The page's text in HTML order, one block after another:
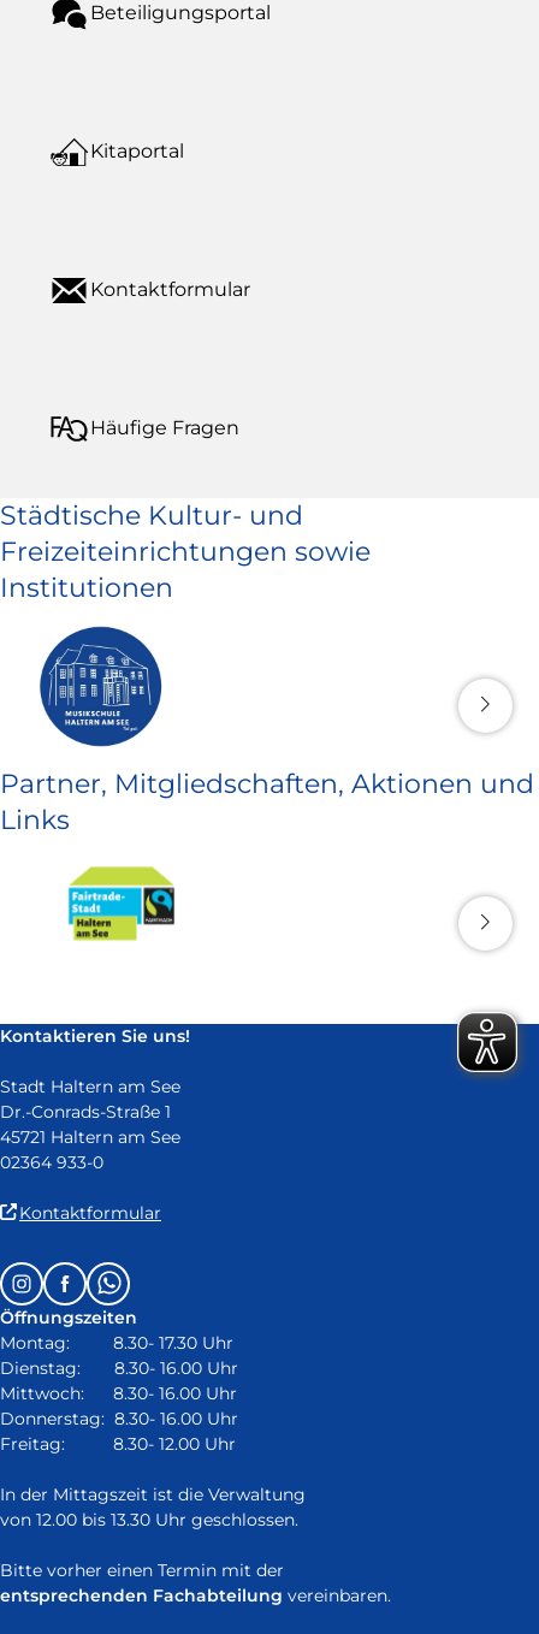
Beteiligungsportal
Kitaportal
Kontaktformular
Häufige Fragen
Städtische Kultur- und
Freizeiteinrichtungen sowie
Institutionen
Partner, Mitgliedschaften, Aktionen und
Links
Kontaktieren Sie uns!
Stadt Haltern am See
Dr.-Conrads-Straße 1
45721 Haltern am See
02364 933-0
Kontaktformular
in
neuem
Fenster)
Follow
us
on:
InstagramFacebookWhatsapp
Öffnungszeiten
Montag: 8.30- 17.30 Uhr
Dienstag: 8.30- 16.00 Uhr
Mittwoch: 8.30- 16.00 Uhr
Donnerstag: 8.30- 16.00 Uhr
Freitag: 8.30- 12.00 Uhr
In der Mittagszeit ist die Verwaltung
von 12.00 bis 13.30 Uhr geschlossen.
Bitte vorher einen Termin mit der
entsprechenden Fachabteilung vereinbaren.